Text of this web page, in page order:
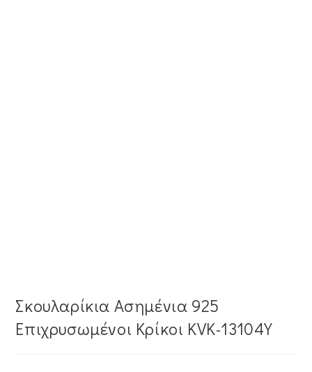
Σκουλαρίκια Ασημένια 925
Επιχρυσωμένοι Κρίκοι KVK-13104Y